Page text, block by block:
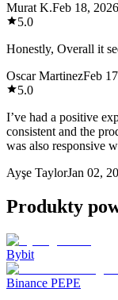
Murat K.Feb 18, 2026
5.0
Honestly, Overall it
Oscar MartinezFeb
5.0
I’ve had a positive
consistent and the
was also responsive
Ayşe TaylorJan 02,
Produkty
Bybit
Binance PEPE